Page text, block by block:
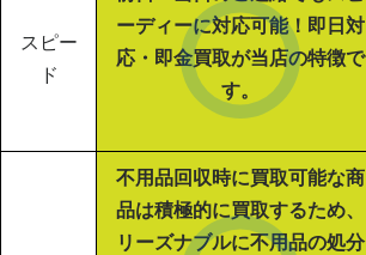
スピー
ド
ーディーに対応可能！即日対
応・即金買取が当店の特徴で
す。
不用品回収時に買取可能な商
品は積極的に買取するため、
リーズナブルに不用品の処分